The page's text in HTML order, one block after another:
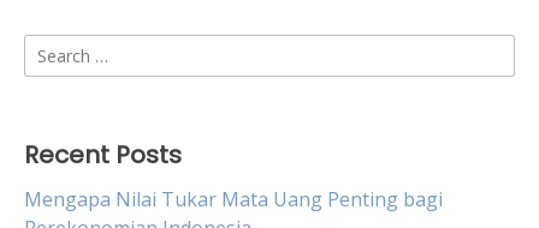
Search
for:
Recent Posts
Mengapa Nilai Tukar Mata Uang Penting bagi